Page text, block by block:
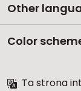
Other
Color
Ta strona